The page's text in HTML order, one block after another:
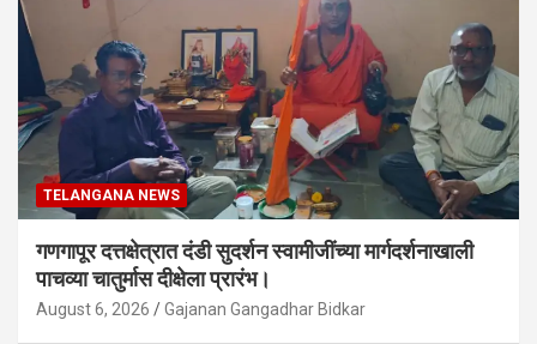
TELANGANA NEWS
गणगापूर दत्तक्षेत्रात दंडी सुदर्शन स्वामीजींच्या मार्गदर्शनाखाली
पाचव्या चातुर्मास दीक्षेला प्रारंभ।
August 6, 2026 Gajanan Gangadhar Bidkar